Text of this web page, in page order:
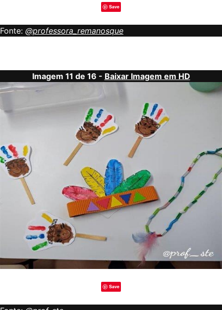
Save
Fonte: @professora_remanosque
Imagem 11 de 16 - Baixar Imagem em HD
Save